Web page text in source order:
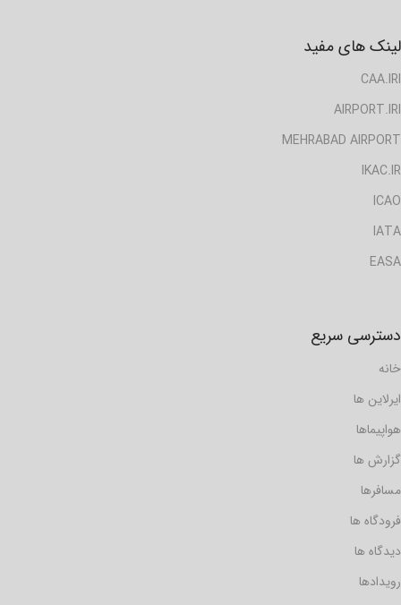
لینک های مفید
CAA.IRI
AIRPORT.IRI
MEHRABAD AIRPORT
IKAC.IR
ICAO
IATA
EASA
دسترسی سریع
خانه
ایرلاین ها
هواپیماها
گزارش ها
مسافرها
فرودگاه ها
دیدگاه ها
رویدادها